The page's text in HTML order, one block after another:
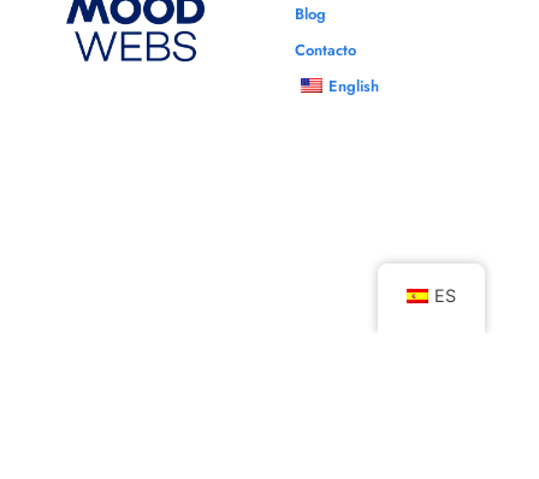
Blog
Contacto
English
ES